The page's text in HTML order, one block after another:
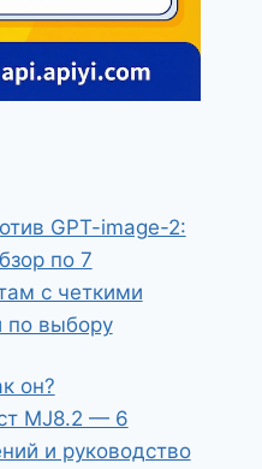
GPT-image-2:
по 7
с четкими
по выбору
он?
MJ8.2 — 6
и руководство